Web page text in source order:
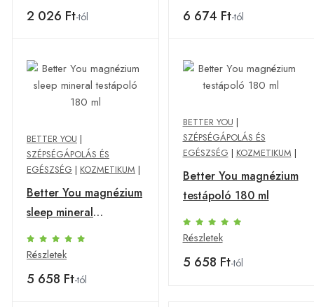
2 026 Ft-tól 6 674 Ft-tól
BETTER YOU |
SZÉPSÉGÁPOLÁS ÉS
EGÉSZSÉG | KOZMETIKUM |
Better You magnézium
sleep mineral
testápoló 180 ml
Részletek
5 658 Ft-tól
BETTER YOU |
SZÉPSÉGÁPOLÁS ÉS
EGÉSZSÉG | KOZMETIKUM |
Better You magnézium
testápoló 180 ml
Részletek
5 658 Ft-tól